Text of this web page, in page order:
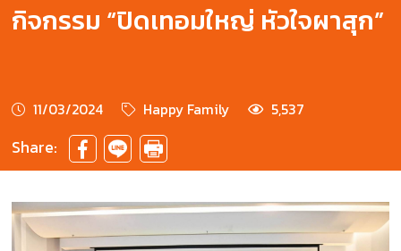
กิจกรรม “ปิดเทอมใหญ่ หัวใจผาสุก”
11/03/2024 Happy Family 5,537
Share: